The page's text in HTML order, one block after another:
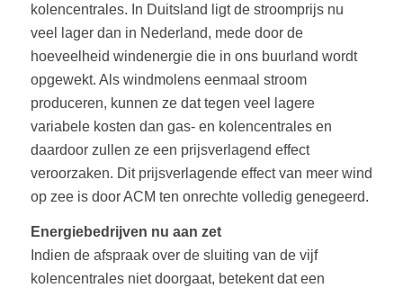
kolencentrales. In Duitsland ligt de stroomprijs nu
veel lager dan in Nederland, mede door de
hoeveelheid windenergie die in ons buurland wordt
opgewekt. Als windmolens eenmaal stroom
produceren, kunnen ze dat tegen veel lagere
variabele kosten dan gas- en kolencentrales en
daardoor zullen ze een prijsverlagend effect
veroorzaken. Dit prijsverlagende effect van meer wind
op zee is door ACM ten onrechte volledig genegeerd.
Energiebedrijven nu aan zet
Indien de afspraak over de sluiting van de vijf
kolencentrales niet doorgaat, betekent dat een